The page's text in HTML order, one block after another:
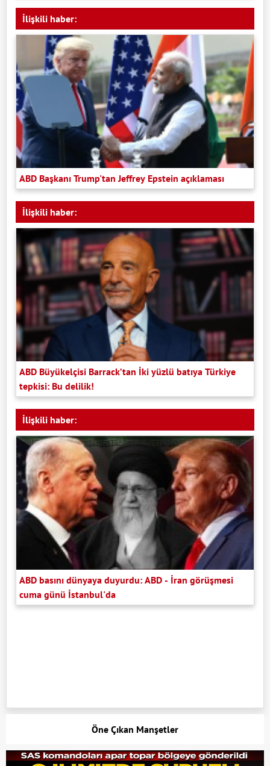
İlişkili haber:
ABD Başkanı Trump'tan Jeffrey Epstein açıklaması
İlişkili haber:
ABD Büyükelçisi Barrack’tan İki yüzlü batıya Türkiye
tepkisi: Bu delilik!
İlişkili haber:
ABD basını dünyaya duyurdu: ABD - İran görüşmesi
cuma günü İstanbul'da
Öne Çıkan Manşetler